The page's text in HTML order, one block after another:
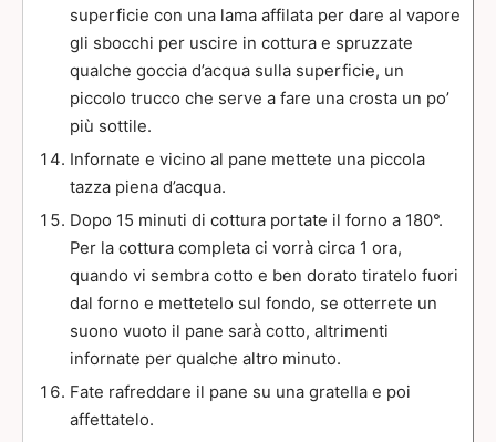
superficie con una lama affilata per dare al vapore
gli sbocchi per uscire in cottura e spruzzate
qualche goccia d’acqua sulla superficie, un
piccolo trucco che serve a fare una crosta un po’
più sottile.
Infornate e vicino al pane mettete una piccola
tazza piena d’acqua.
Dopo 15 minuti di cottura portate il forno a 180°.
Per la cottura completa ci vorrà circa 1 ora,
quando vi sembra cotto e ben dorato tiratelo fuori
dal forno e mettetelo sul fondo, se otterrete un
suono vuoto il pane sarà cotto, altrimenti
infornate per qualche altro minuto.
Fate rafreddare il pane su una gratella e poi
affettatelo.